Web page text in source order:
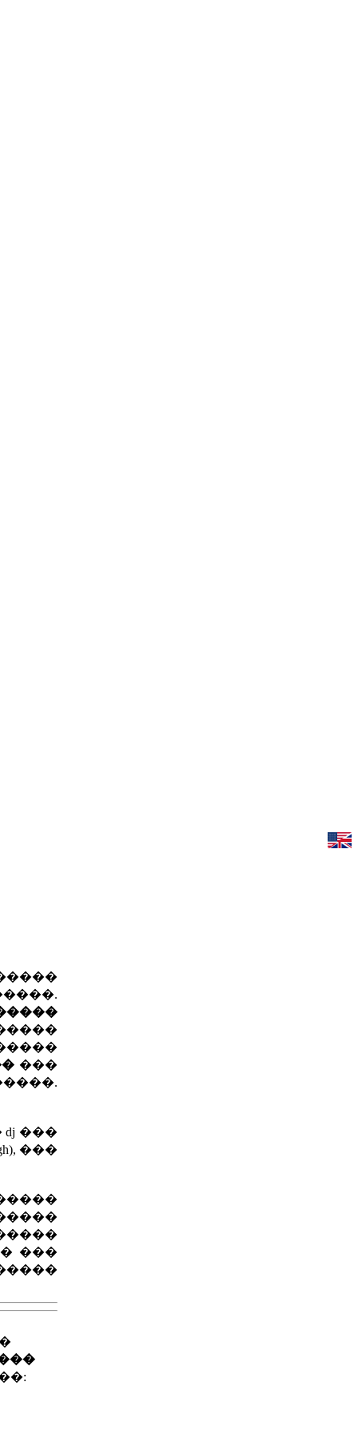
���
���
���
���